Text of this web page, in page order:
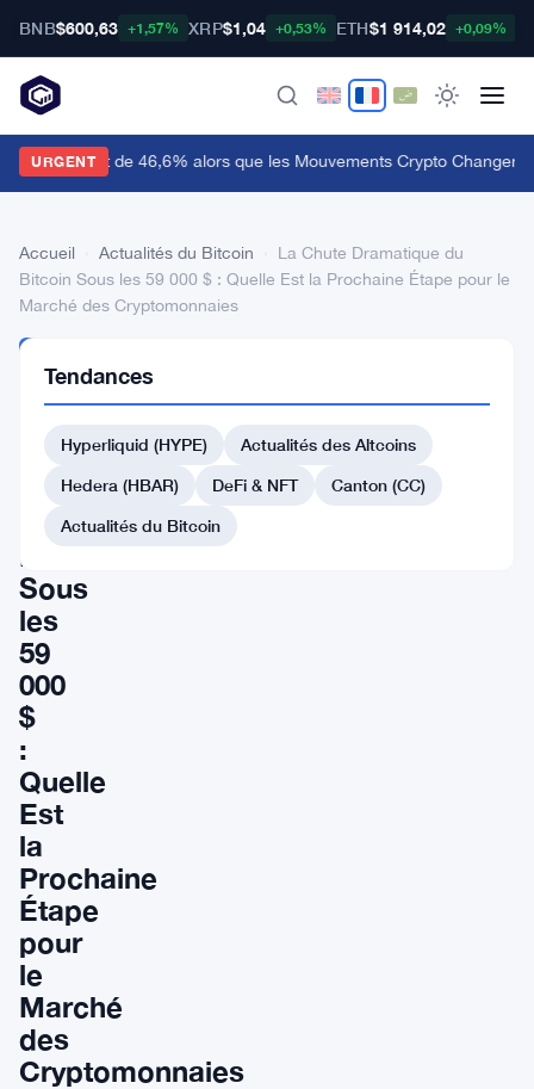
BNB$600,63 +1,57% XRP$1,04 +0,53% ETH$1 914,02 +0,09%
URGENT
Bondit de 46,6% alors que les Mouvements Crypto Changent
Accueil Actualités du Bitcoin
La Chute Dramatique du
Bitcoin Sous les 59 000 $ : Quelle Est la Prochaine Étape pour le
Marché des Cryptomonnaies
DU BITCOIN
Chute
Dramatique
Bitcoin
Sous
les
59
000
$
:
Quelle
Est
la
Prochaine
Étape
pour
le
Marché
des
Cryptomonnaies
Tendances
Hyperliquid (HYPE)
Actualités des Altcoins
Hedera (HBAR)
DeFi & NFT
Canton (CC)
Actualités du Bitcoin